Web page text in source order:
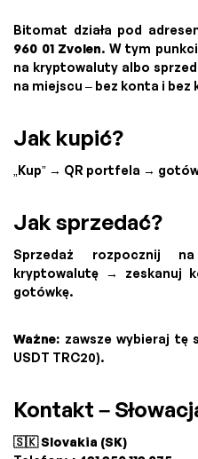
Bitomat działa pod
960 01 Zvolen. W tym
na kryptowaluty albo
na miejscu – bez konta i bez
Jak kupić?
„Kup” → QR portfela →
Jak sprzedać?
Sprzedaż rozpocznij
kryptowalutę → zeskanuj
gotówkę.
Ważne: zawsze wybieraj tę
USDT TRC20).
Kontakt –
🇸🇰 Slovakia (SK)